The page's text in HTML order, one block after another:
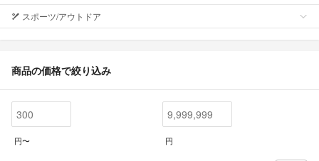
スポーツ/アウトドア
商品の価格で絞り込み
円〜 円